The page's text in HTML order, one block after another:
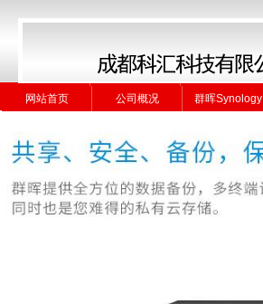
网站首页 公司概况 群晖Synology
网站首页 公司概况 群晖Synology